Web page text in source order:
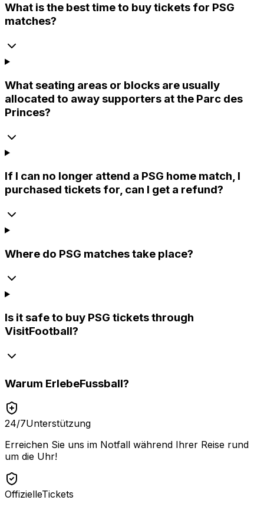
What is the best time to buy tickets for PSG
matches?
What seating areas or blocks are usually
allocated to away supporters at the Parc des
Princes?
If I can no longer attend a PSG home match, I
purchased tickets for, can I get a refund?
Where do PSG matches take place?
Is it safe to buy PSG tickets through
VisitFootball?
Warum ErlebeFussball?
24/7Unterstützung
Erreichen Sie uns im Notfall während Ihrer Reise rund
um die Uhr!
OffizielleTickets